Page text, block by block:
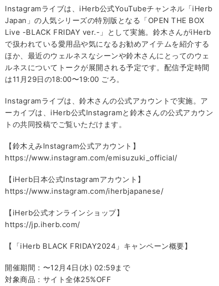
Instagramライブは、iHerb公式YouTubeチャンネル「iHerb
Japan」の人気シリーズの特別版となる「OPEN THE BOX
Live -BLACK FRIDAY ver.-」として実施。鈴木さんがiHerb
で扱われている愛用品や気になるお勧めアイテムを紹介する
ほか、最近のウェルネスなシーンや鈴木さんにとってのウェ
ルネスについてトークが展開される予定です。配信予定時間
は11月29日の18:00〜19:00 ごろ。
Instagramライブは、鈴木さんの公式アカウントで実施。ア
ーカイブは、iHerb公式Instagramと鈴木さんの公式アカウン
トの共同投稿でご覧いただけます。
【鈴木えみInstagram公式アカウント】
https://www.instagram.com/emisuzuki_official/
【iHerb日本公式Instagramアカウント】
https://www.instagram.com/iherbjapanese/
【iHerb公式オンラインショップ】
https://jp.iherb.com/
【「iHerb BLACK FRIDAY2024」キャンペーン概要】
開催期間：〜12月4日(水) 02:59まで
対象商品：サイト全体25%OFF